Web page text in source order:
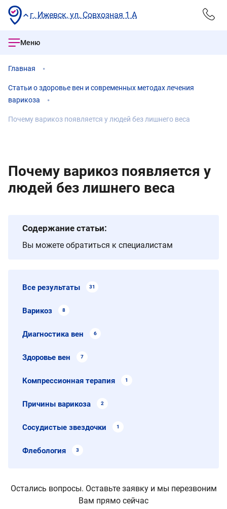
г. Ижевск, ул. Совхозная 1 А
Меню
Главная
Статьи о здоровье вен и современных методах лечения
варикоза
Почему варикоз появляется у людей без лишнего веса
Почему варикоз появляется у
людей без лишнего веса
Содержание статьи:
Вы можете обратиться к специалистам
Все результаты 31
Варикоз 8
Диагностика вен 6
Здоровье вен 7
Компрессионная терапия 1
Причины варикоза 2
Сосудистые звездочки 1
Флебология 3
Остались вопросы. Оставьте заявку и мы перезвоним
Вам прямо сейчас